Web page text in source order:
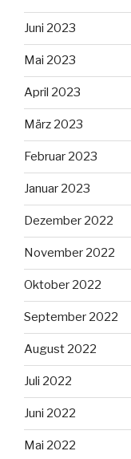
Juni 2023
Mai 2023
April 2023
März 2023
Februar 2023
Januar 2023
Dezember 2022
November 2022
Oktober 2022
September 2022
August 2022
Juli 2022
Juni 2022
Mai 2022